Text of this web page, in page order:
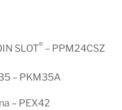
SLOT® – PPM24CSZ
– PKM35A
– PEX42